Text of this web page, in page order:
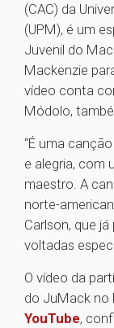
(CAC) da
(UPM), é um
Juvenil do
Mackenzie
vídeo conta
Módolo,
“É uma
e alegria, com
maestro. A
norte-
Carlson, que
voltadas
O vídeo da
do JuMack no
YouTube,